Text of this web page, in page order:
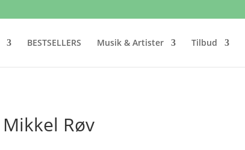
BESTSELLERS Musik & Artister Tilbud
Mikkel Røv